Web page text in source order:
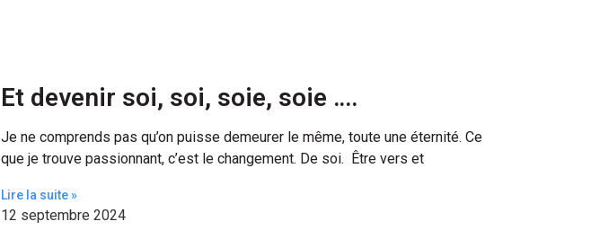
Et devenir soi, soi, soie, soie ….
Je ne comprends pas qu’on puisse demeurer le même, toute une éternité. Ce
que je trouve passionnant, c’est le changement. De soi. Être vers et
Lire la suite »
12 septembre 2024